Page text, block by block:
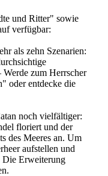
und Ritter" sowie
verfügbar:
als zehn Szenarien:
Werde zum Herrscher
oder entdecke die
noch vielfältiger:
floriert und der
des Meeres an. Um
aufstellen und
Die Erweiterung